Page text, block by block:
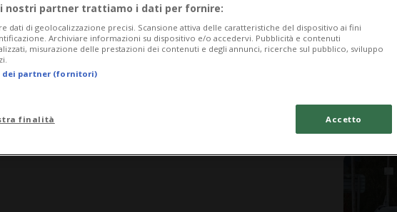
Eclissi
pericoli
i nostri partner trattiamo i dati per fornire:
dati di geolocalizzazione precisi. Scansione attiva delle caratteristiche del dispositivo ai fini
Archiviare informazioni su dispositivo e/o accedervi. Pubblicità e contenuti
misurazione delle prestazioni dei contenuti e degli annunci, ricerche sul pubblico, sviluppo
dei partner (fornitori)
finalità Accetto